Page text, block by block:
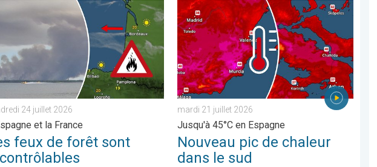
de sinistrés. . . lundi 27 juillet 2026
feux de forêt sont incontrôlables. L'Espagne et la France. . . vendredi 24 juillet 2026
24 juillet 2026
et la France
feux de forêt sont
Nouveau pic de chaleur dans le sud. Jusqu'à
mardi 21 juillet 2026
Jusqu'à 45°C en Espagne
Nouveau pic de chaleur
dans le sud